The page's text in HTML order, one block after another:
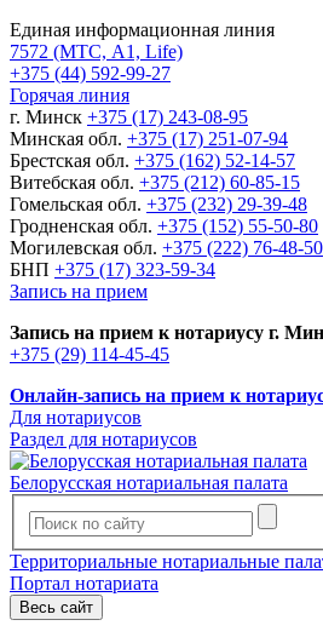
Единая информационная линия
7572 (МТС, A1, Life)
+375 (44) 592-99-27
Горячая линия
г. Минск +375 (17) 243-08-95
Минская обл. +375 (17) 251-07-94
Брестская обл. +375 (162) 52-14-57
Витебская обл. +375 (212) 60-85-15
Гомельская обл. +375 (232) 29-39-48
Гродненская обл. +375 (152) 55-50-80
Могилевская обл. +375 (222) 76-48-50
БНП +375 (17) 323-59-34
Запись на прием
Запись на прием к нотариусу г.
+375 (29) 114-45-45
Онлайн-запись на прием к
Для нотариусов
Раздел для нотариусов
Белорусская нотариальная палата
Территориальные нотариальные
Портал нотариата
Весь сайт